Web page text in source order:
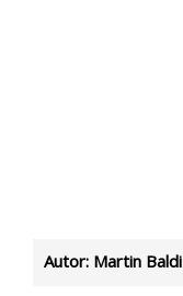
Autor: Martin Baldi